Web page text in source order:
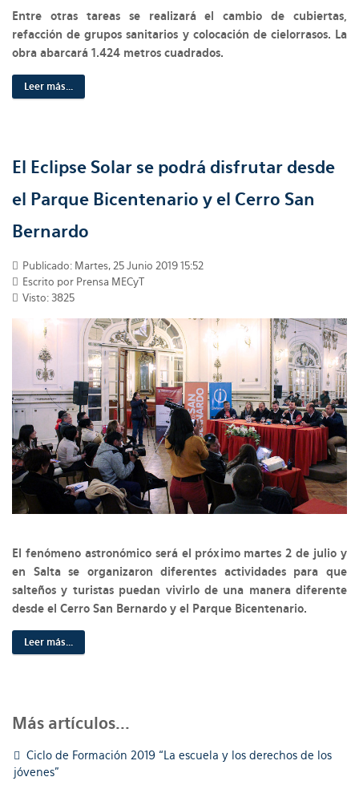
Entre otras tareas se realizará el cambio de cubiertas,
refacción de grupos sanitarios y colocación de cielorrasos. La
obra abarcará 1.424 metros cuadrados.
Leer más...
El Eclipse Solar se podrá disfrutar desde
el Parque Bicentenario y el Cerro San
Bernardo
Publicado: Martes, 25 Junio 2019 15:52
Escrito por Prensa MECyT
Visto: 3825
El fenómeno astronómico será el próximo martes 2 de julio y
en Salta se organizaron diferentes actividades para que
salteños y turistas puedan vivirlo de una manera diferente
desde el Cerro San Bernardo y el Parque Bicentenario.
Leer más...
Más artículos...
Ciclo de Formación 2019 “La escuela y los derechos de los
jóvenes”